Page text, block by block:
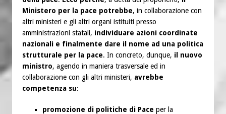
Ministero per la pace potrebbe, in collaborazione con
altri ministeri e gli altri organi istituiti presso
amministrazioni statali, individuare azioni coordinate
nazionali e finalmente dare il nome ad una politica
strutturale per la pace. In concreto, dunque, il nuovo
ministro, agendo in maniera trasversale ed in
collaborazione con gli altri ministeri, avrebbe
competenza su:
promozione di politiche di Pace per la